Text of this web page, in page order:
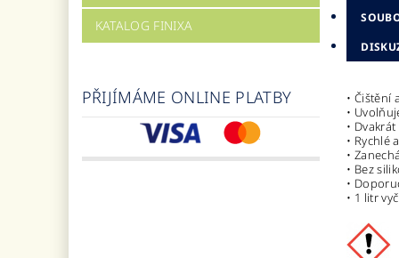
KATALOG FINIXA
PŘIJÍMÁME ONLINE PLATBY
• Čištění
•
•
• Rychlé
•
• Bez
•
• 1 litr